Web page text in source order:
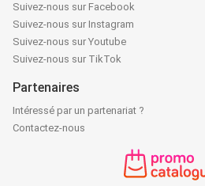
Suivez-nous sur Facebook
Suivez-nous sur Instagram
Suivez-nous sur Youtube
Suivez-nous sur TikTok
Partenaires
Intéressé par un partenariat ?
Contactez-nous